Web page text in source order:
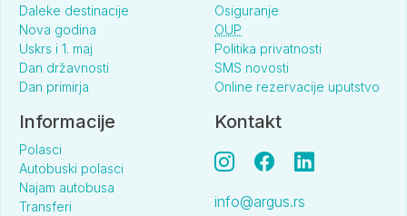
Daleke destinacije
Nova godina
Uskrs i 1. maj
Dan državnosti
Dan primirja
Osiguranje
OUP
Politika privatnosti
SMS novosti
Online rezervacije uputstvo
Informacije
Polasci
Autobuski polasci
Najam autobusa
Transferi
Kontakt
info@argus.rs